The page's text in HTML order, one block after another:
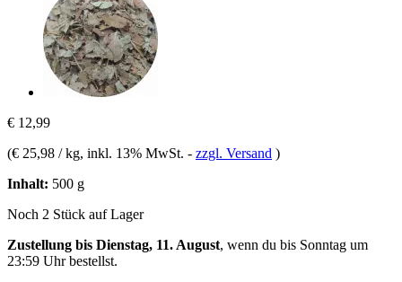
€ 12,99
(€ 25,98 / kg, inkl. 13% MwSt. - zzgl. Versand )
Inhalt: 500 g
Noch 2 Stück auf Lager
Zustellung bis Dienstag, 11. August, wenn du bis Sonntag um
23:59 Uhrbestellst.